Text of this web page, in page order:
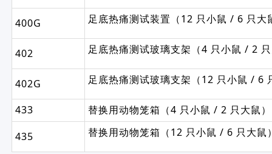
400G 足底热痛测试装置（12 只小鼠 / 6 只大
402 足底热痛测试玻璃支架（4 只小鼠 / 2
402G 足底热痛测试玻璃支架（12 只小鼠 / 6
433
替换用动物笼箱（4 只小鼠 / 2 只大鼠）
435
替换用动物笼箱（12 只小鼠 / 6 只大鼠